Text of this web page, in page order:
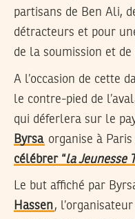
partisans de Ben Ali,
détracteurs et pour
de la soumission et
A l’occasion de cette
le contre-pied de
qui déferlera sur le
Byrsa organise à
célébrer “la Jeunesse
Le but affiché par
Hassen,